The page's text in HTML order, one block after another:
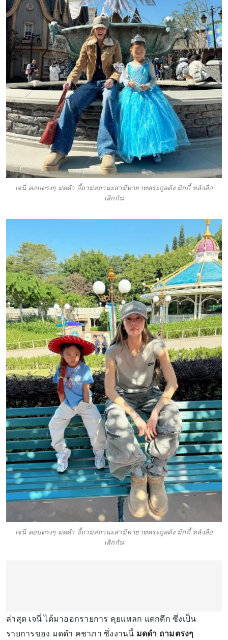
เจนี่ ตอบตรงๆ มดดำ จี้ถามสถานะสามีทายาทตระกูลดัง มิกกี้ หลังลือ
เลิกกัน
เจนี่ ตอบตรงๆ มดดำ จี้ถามสถานะสามีทายาทตระกูลดัง มิกกี้ หลังลือ
เลิกกัน
ล่าสุด เจนี่ ได้มาออกรายการ คุยแหลก แดกดึก ซึ่งเป็น
รายการของ มดดำ คชาภา ซึ่งงานนี้ มดดำ ถามตรงๆ